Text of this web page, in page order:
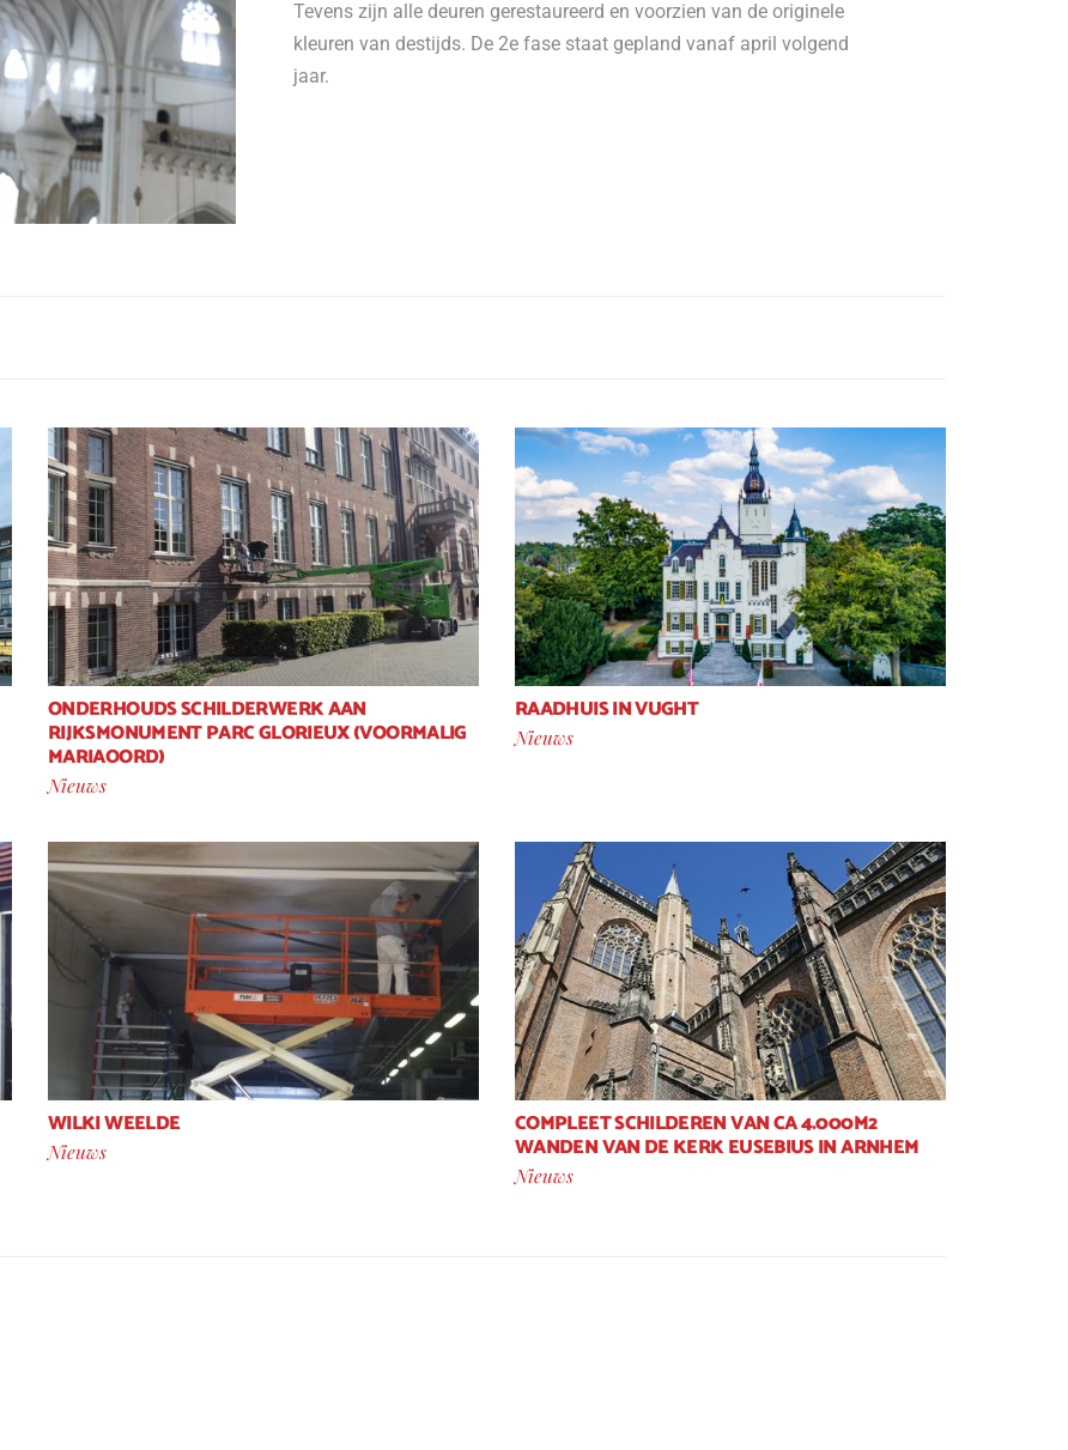
Tevens zijn alle deuren gerestaureerd en voorzien van de originele
kleuren van destijds. De 2e fase staat gepland vanaf april volgend
jaar.
ONDERHOUDS SCHILDERWERK AAN
RIJKSMONUMENT PARC GLORIEUX (VOORMALIG
MARIAOORD)
Nieuws
RAADHUIS IN VUGHT
Nieuws
WILKI WEELDE
Nieuws
COMPLEET SCHILDEREN VAN CA 4.000M2
WANDEN VAN DE KERK EUSEBIUS IN ARNHEM
Nieuws